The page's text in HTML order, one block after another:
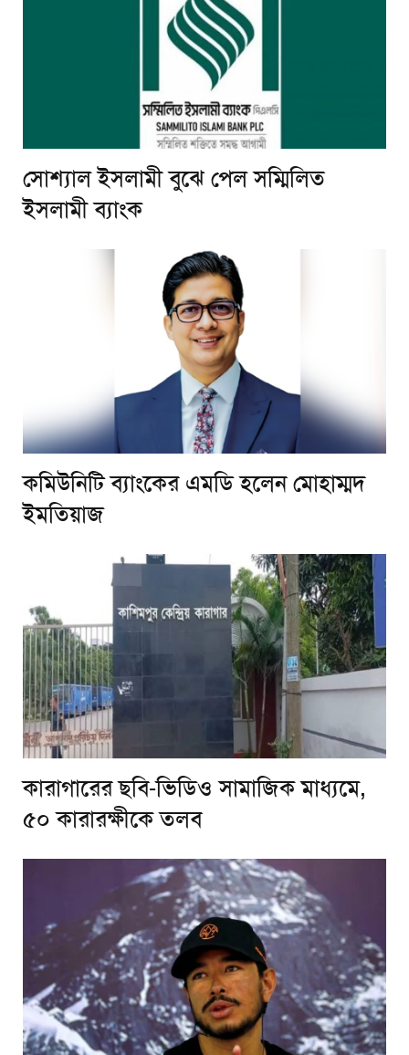
সোশ্যাল ইসলামী বুঝে পেল সম্মিলিত
ইসলামী ব্যাংক
কমিউনিটি ব্যাংকের এমডি হলেন মোহাম্মদ
ইমতিয়াজ
কারাগারের ছবি-ভিডিও সামাজিক মাধ্যমে,
৫০ কারারক্ষীকে তলব